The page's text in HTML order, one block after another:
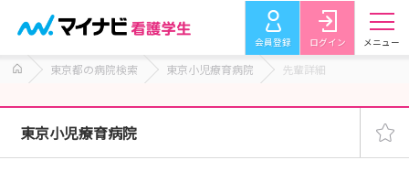
会員登録 ログイン メニュー
東京都の病院検索 東京小児療育病院 先輩詳細
東京小児療育病院